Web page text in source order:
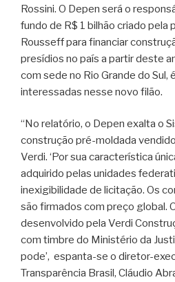
Rossini. O Depen será o
fundo de R$ 1 bilhão criado pela
Rousseff para financiar
presídios no país a partir deste
com sede no Rio Grande do Sul,
interessadas nesse novo filão.
“No relatório, o Depen exalta o
construção pré-moldada
Verdi. ‘Por sua característica
adquirido pelas unidades
inexigibilidade de licitação. Os
são firmados com preço global.
desenvolvido pela Verdi
com timbre do Ministério da
pode’, espanta-se o diretor-
Transparência Brasil, Cláudio